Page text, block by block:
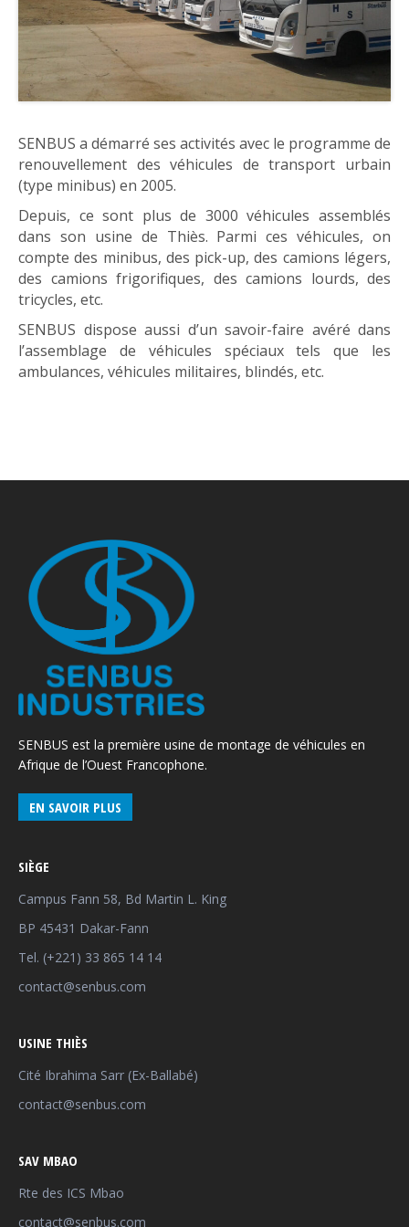
SENBUS a démarré ses activités avec le programme de
renouvellement des véhicules de transport urbain
(type minibus) en 2005.
Depuis, ce sont plus de 3000 véhicules assemblés
dans son usine de Thiès. Parmi ces véhicules, on
compte des minibus, des pick-up, des camions légers,
des camions frigorifiques, des camions lourds, des
tricycles, etc.
SENBUS dispose aussi d’un savoir-faire avéré dans
l’assemblage de véhicules spéciaux tels que les
ambulances, véhicules militaires, blindés, etc.
SENBUS est la première usine de montage de véhicules en
Afrique de l’Ouest Francophone.
EN SAVOIR PLUS
SIÈGE
Campus Fann 58, Bd Martin L. King
BP 45431 Dakar-Fann
Tel. (+221) 33 865 14 14
contact@senbus.com
USINE THIÈS
Cité Ibrahima Sarr (Ex-Ballabé)
contact@senbus.com
SAV MBAO
Rte des ICS Mbao
contact@senbus.com